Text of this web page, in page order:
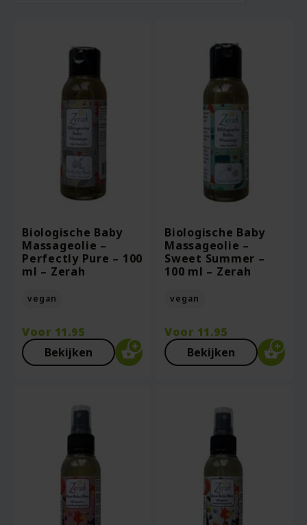
Biologische Baby
Massageolie –
Perfectly Pure – 100
ml – Zerah
vegan
Voor 11.95
Bekijken
Biologische Baby
Massageolie –
Sweet Summer –
100 ml – Zerah
vegan
Voor 11.95
Bekijken